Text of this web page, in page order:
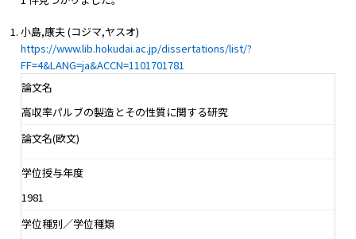
小島,康夫 (コジマ,ヤスオ)
https://www.lib.hokudai.ac.jp/dissertations/list/?
FF=4&LANG=ja&ACCN=1101701781
論文名
高収率パルブの製造とその性質に関する研究
論文名(欧文)
学位授与年度
1981
学位種別／学位種類